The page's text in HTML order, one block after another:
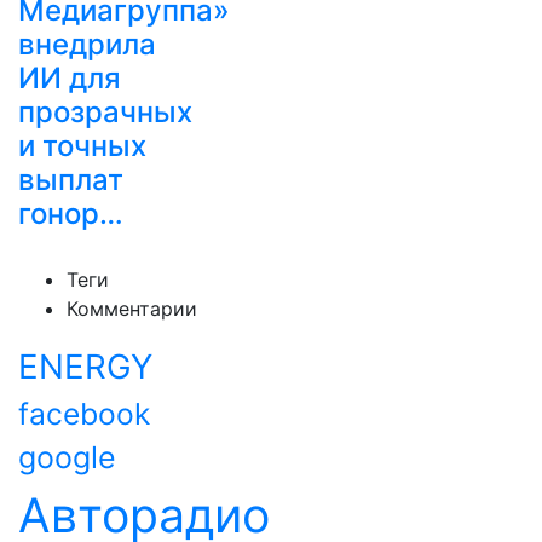
Медиагруппа»
внедрила
ИИ для
прозрачных
и точных
выплат
гонор…
Теги
Комментарии
ENERGY
facebook
google
Авторадио